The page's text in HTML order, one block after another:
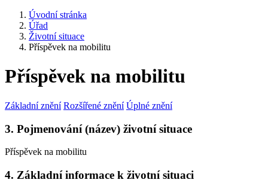
Úvodní stránka
Úřad
Životní situace
Příspěvek na mobilitu
Příspěvek na mobilitu
Základní znění Rozšířené znění Úplné znění
3. Pojmenování (název) životní situace
Příspěvek na mobilitu
4. Základní informace k životní situaci